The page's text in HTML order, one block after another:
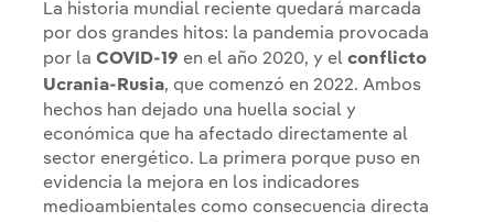
La historia mundial reciente quedará marcada
por dos grandes hitos: la pandemia provocada
por la COVID-19 en el año 2020, y el conflicto
Ucrania-Rusia, que comenzó en 2022. Ambos
hechos han dejado una huella social y
económica que ha afectado directamente al
sector energético. La primera porque puso en
evidencia la mejora en los indicadores
medioambientales como consecuencia directa